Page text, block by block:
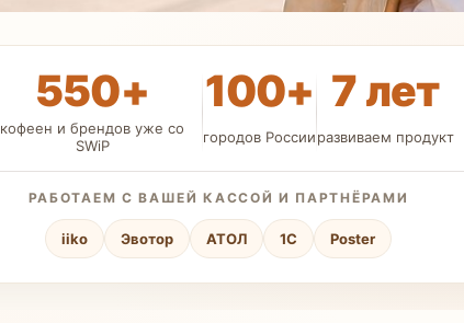
550+
кофеен и брендов уже со
SWiP
100+
городов России
7 лет
развиваем продукт
РАБОТАЕМ С ВАШЕЙ КАССОЙ И ПАРТНЁРАМИ
iiko Эвотор АТОЛ 1С Poster